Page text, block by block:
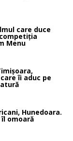
care duce
Menu
îi aduc pe
Hunedoara.
omoară